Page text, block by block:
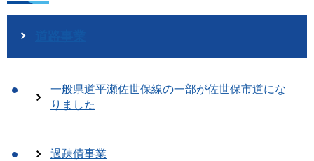
一般県道平瀬佐世保線の一部が佐世保市道にな
りました
過疎債事業